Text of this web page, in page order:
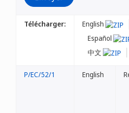
Télécharger: English
Español
中文
P/EC/52/1 English